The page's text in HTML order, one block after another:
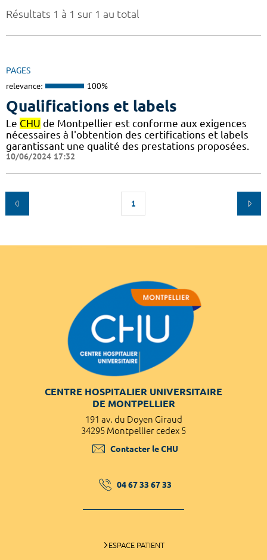
Résultats 1 à 1 sur 1 au total
PAGES
relevance: 100%
Qualifications et labels
Le CHU de Montpellier est conforme aux exigences
nécessaires à l'obtention des certifications et labels
garantissant une qualité des prestations proposées.
10/06/2024 17:32
1
CENTRE HOSPITALIER UNIVERSITAIRE
DE MONTPELLIER
191 av. du Doyen Giraud
34295 Montpellier cedex 5
Contacter le CHU
04 67 33 67 33
ESPACE PATIENT